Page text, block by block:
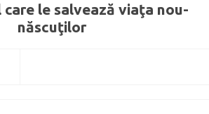
le salvează viaţa nou-
născuţilor